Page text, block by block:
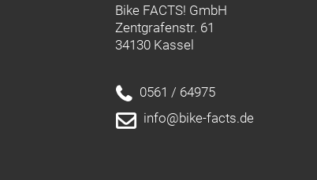
Bike FACTS! GmbH
Zentgrafenstr. 61
34130 Kassel
0561 / 64975
info@bike-facts.de